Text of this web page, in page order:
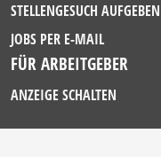
STELLENGESUCH AUFGEBEN
JOBS PER E-MAIL
FÜR ARBEITGEBER
ANZEIGE SCHALTEN